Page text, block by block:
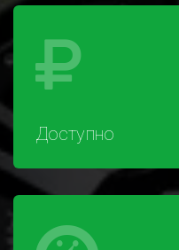
Доступно